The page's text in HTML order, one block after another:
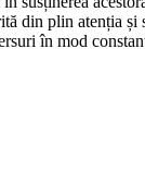
din plin atenția și
în mod